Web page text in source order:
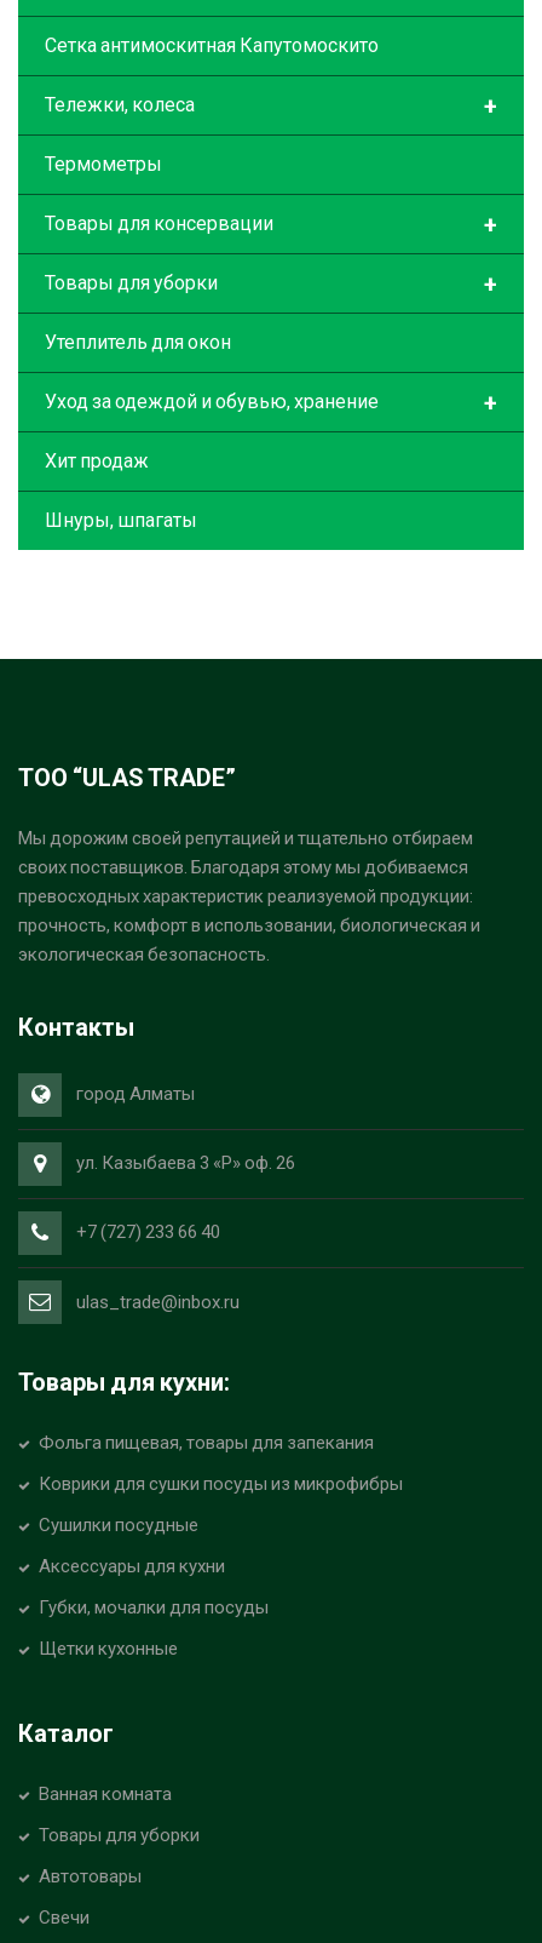
Сетка антимоскитная Капутомоскито
+
Тележки, колеса
Термометры
+
Товары для консервации
+
Товары для уборки
Утеплитель для окон
+
Уход за одеждой и обувью, хранение
Хит продаж
Шнуры, шпагаты
ТОО “ULAS TRADE”
Мы дорожим своей репутацией и тщательно отбираем
своих поставщиков. Благодаря этому мы добиваемся
превосходных характеристик реализуемой продукции:
прочность, комфорт в использовании, биологическая и
экологическая безопасность.
Контакты
город Алматы
ул. Казыбаева 3 «Р» оф. 26
+7 (727) 233 66 40
ulas_trade@inbox.ru
Товары для кухни:
Фольга пищевая, товары для запекания
Коврики для сушки посуды из микрофибры
Сушилки посудные
Аксессуары для кухни
Губки, мочалки для посуды
Щетки кухонные
Каталог
Ванная комната
Товары для уборки
Автотовары
Свечи